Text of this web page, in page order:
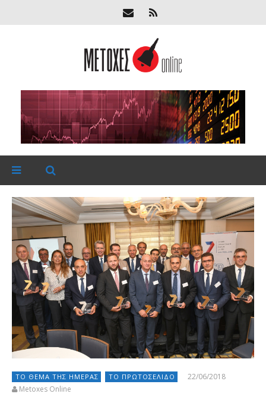
ΤΟ ΘΈΜΑ ΤΗΣ ΗΜΈΡΑΣ ΤΟ ΠΡΩΤΟΣΈΛΙΔΟ
22/06/2018
Metoxes Online